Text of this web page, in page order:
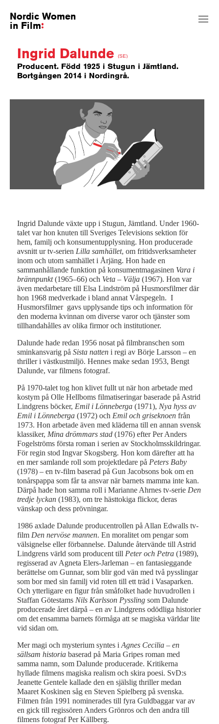
Nordic Women
in Film
Ingrid Dalunde (SE)
Producent. Född 1925 i Stugun i Jämtland.
Bortgången 2014 i Nordingrå.
Ingrid Dalunde växte upp i Stugun, Jämtland. Under 1960-
talet var hon knuten till Sveriges Televisions sektion för
hem, familj och konsumentupplysning. Hon producerade
avsnitt ur tv-serien Lilla samhället, om fritidsverksamheter
inom och utom samhället i Årjäng. Hon hade en
sammanhållande funktion på konsumentmagasinen Vara i
brännpunkt(1965–66) och Veta – Välja (1967). Hon var
även medarbetare till Elsa Lindström på Husmorsfilmer där
hon 1968 medverkade i bland annat Vårspegeln. I
Husmorsfilmer gavs upplysande tips och information för
den moderna kvinnan om diverse varor och tjänster som
tillhandahålles av olika firmor och institutioner.
Dalunde hade redan 1956 nosat på filmbranschen som
sminkansvarig på Sista natten i regi av Börje Larsson – en
thriller i västkustmiljö. Hennes make sedan 1953, Bengt
Dalunde, var filmens fotograf.
På 1970-talet tog hon klivet fullt ut när hon arbetade med
kostym på Olle Hellboms filmatiseringar baserade på Astrid
Lindgrens böcker, Emil i Lönneberga (1971), Nya hyss av
Emil i Lönneberga (1972) och Emil och griseknoen från
1973. Hon arbetade även med kläderna till en annan svensk
klassiker, Mina drömmars stad (1976) efter Per Anders
Fogelströms första roman i serien av Stockholmsskildringar.
För regin stod Ingvar Skogsberg. Hon kom därefter att ha
en mer samlande roll som projektledare på Peters Baby
(1978) – en tv-film baserad på Gun Jacobsons bok om en
tonårspappa som får ta ansvar när barnets mamma inte kan.
Därpå hade hon samma roll i Marianne Ahrnes tv-serie Den
tredje lyckan (1983), om tre hästtokiga flickor, deras
vänskap och dess prövningar.
1986 axlade Dalunde producentrollen på Allan Edwalls tv-
film Den nervöse mannen. En moralitet om pengar som
välsignelse eller förbannelse. Dalunde återvände till Astrid
Lindgrens värld som producent till Peter och Petra (1989),
regisserad av Agneta Elers-Jarleman – en fantasieggande
berättelse om Gunnar, som blir god vän med två pysslingar
som bor med sin familj vid roten till ett träd i Vasaparken.
Och ytterligare en figur från småfolket hade huvudrollen i
Staffan Götestams Nils Karlsson Pyssling som Dalunde
producerade året därpå – en av Lindgrens odödliga historier
om det ensamma barnets förmåga att se magiska världar lite
vid sidan om.
Mer magi och mysterium syntes i Agnes Cecilia – en
sällsam historia baserad på Maria Gripes roman med
samma namn, som Dalunde producerade. Kritikerna
hyllade filmens magiska realism och skira poesi. SvD:s
Jeanette Gentele kallade den en själslig thriller medan
Maaret Koskinen såg en Steven Spielberg på svenska.
Filmen från 1991 nominerades till fyra Guldbaggar var av
en gick till regissören Anders Grönros och den andra till
filmens fotograf Per Källberg.